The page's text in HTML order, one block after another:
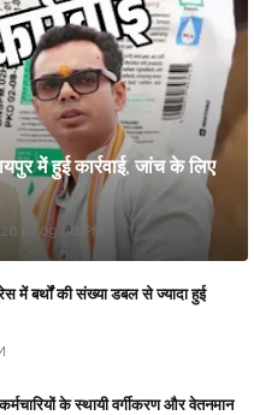
में हुई कार्रवाई, जांच के लिए
10:09:00 PM
में बर्थों की संख्या डबल से ज्यादा हुई
के स्थायी वर्गीकरण और वेतनमान